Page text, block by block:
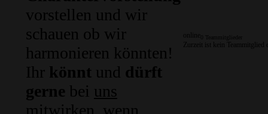
vorstellen und wir
schauen ob wir
harmonieren könnten!
Ihr könnt und dürft
gerne bei uns
mitwirken, wenn
online
Zurzeit ist kein Teammitglied